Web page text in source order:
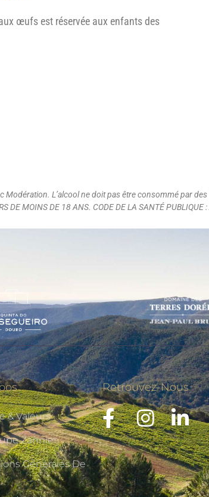
œufs est réservée aux enfants des
Modération. L’alcool ne doit pas être consommé par
DE MOINS DE 18 ANS. CODE DE LA SANTÉ
& Valeurs
Zannier
Générales De
Retrouvez-Nous